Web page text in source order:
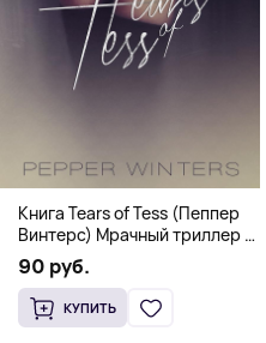
Книга Tears of Tess (Пеппер
Винтерс) Мрачный триллер о
выживании и страсти (18+)
90 руб.
КУПИТЬ